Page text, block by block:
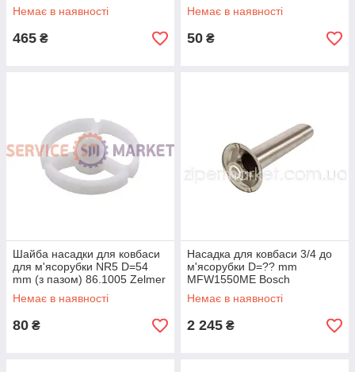
Немає в наявності
465 ₴
Немає в наявності
50 ₴
Шайба насадки для ковбаси
для м'ясорубки NR5 D=54
mm (з пазом) 86.1005 Zelmer
білий
Немає в наявності
80 ₴
Насадка для ковбаси 3/4 до
м'ясорубки D=?? mm
MFW1550ME Bosch
неіржавка.
Немає в наявності
2 245 ₴